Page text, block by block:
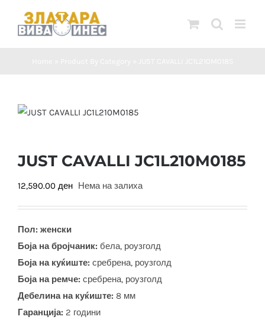
JUST CAVALLI JC1L210M0185
12,590.00 ден Нема на залиха
Пол: женски
Боја на бројчаник: бела, роузголд
Боја на куќиште: сребрена, роузголд
Боја на ремче: сребрена, роузголд
Дебелина на куќиште: 8 мм
Гаранција: 2 години